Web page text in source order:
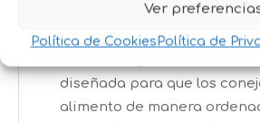
Ver
Política de Cookies Política de
alimento con menos
ahorra tiempo y esfuerzo.
diseñada para que los
alimento de manera